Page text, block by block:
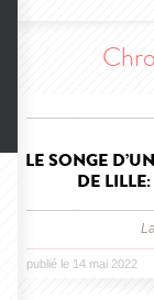
LE SONGE
DE
publié le 14 mai 2022